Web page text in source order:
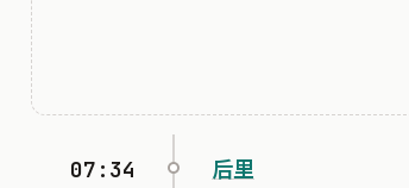
07:34 后里